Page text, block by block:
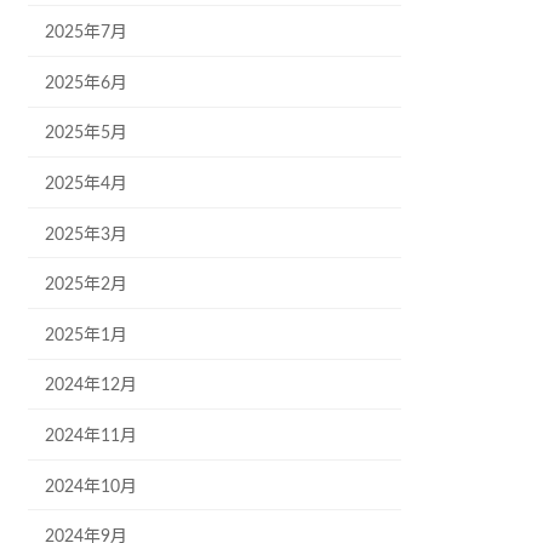
2025年7月
2025年6月
2025年5月
2025年4月
2025年3月
2025年2月
2025年1月
2024年12月
2024年11月
2024年10月
2024年9月